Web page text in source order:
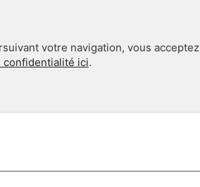
votre navigation, vous acceptez
confidentialité ici.